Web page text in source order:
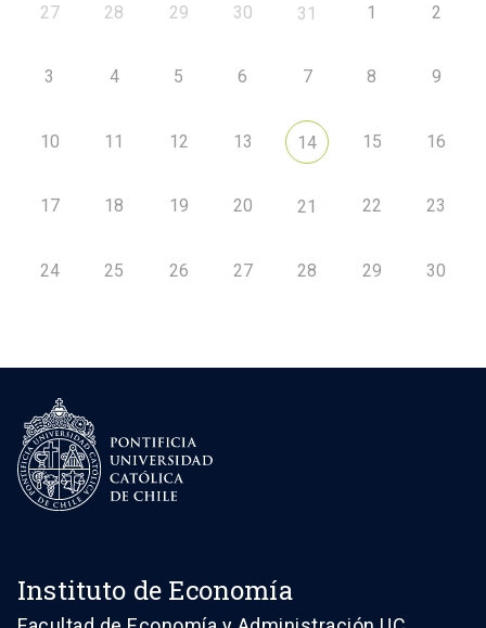
27 28 29 30 31 1 2
3 4 5 6 7 8 9
10 11 12 13 14 15 16
17 18 19 20 21 22 23
24 25 26 27 28 29 30
Instituto de Economía